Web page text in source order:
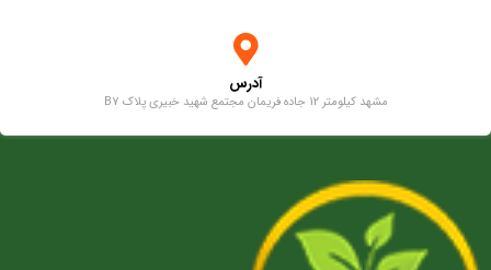
آدرس
مشهد کیلومتر 12 جاده فریمان مجتمع شهید خبیری پلاک B7